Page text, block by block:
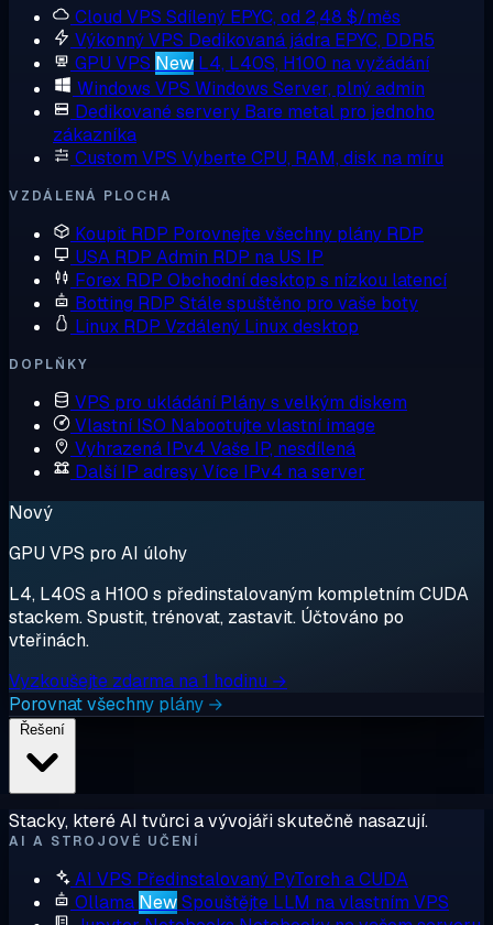
Cloud VPS Sdílený EPYC, od 2,48 $/měs
Výkonný VPS Dedikovaná jádra EPYC, DDR5
GPU VPS New L4, L40S, H100 na vyžádání
Windows VPS Windows Server, plný admin
Dedikované servery Bare metal pro jednoho
zákazníka
Custom VPS Vyberte CPU, RAM, disk na míru
VZDÁLENÁ PLOCHA
Koupit RDP Porovnejte všechny plány RDP
USA RDP Admin RDP na US IP
Forex RDP Obchodní desktop s nízkou latencí
Botting RDP Stále spuštěno pro vaše boty
Linux RDP Vzdálený Linux desktop
DOPLŇKY
VPS pro ukládání Plány s velkým diskem
Vlastní ISO Nabootujte vlastní image
Vyhrazená IPv4 Vaše IP, nesdílená
Další IP adresyVíce IPv4 na server
Nový
GPU VPS pro AI úlohy
L4, L40S a H100 s předinstalovaným kompletním CUDA
stackem. Spustit, trénovat, zastavit. Účtováno po
vteřinách.
Vyzkoušejte zdarma na 1 hodinu →
Porovnat všechny plány →
Stacky, které AI tvůrci a vývojáři skutečně nasazují.
AI A STROJOVÉ UČENÍ
AI VPS Předinstalovaný PyTorch a CUDA
Ollama NewSpouštějte LLM na vlastním VPS